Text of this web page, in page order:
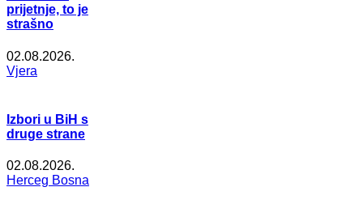
prijetnje, to je
strašno
02.08.2026.
Vjera
Izbori u BiH s
druge strane
02.08.2026.
Herceg Bosna